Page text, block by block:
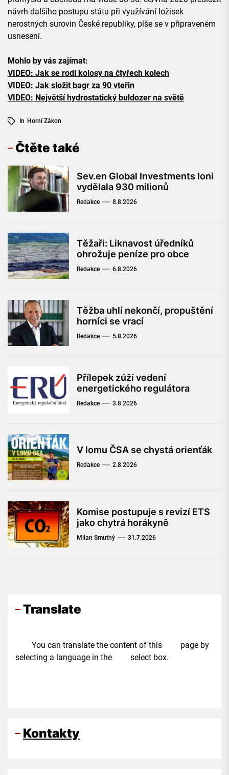
návrh dalšího postupu státu při využívání ložisek
nerostných surovin České republiky, píše se v připraveném
usnesení.
Mohlo by vás zajímat:
VIDEO: Jak se rodí kolosy na čtyřech kolech
VIDEO: Jak složit bagr za 90 vteřin
VIDEO: Největší hydrostatický buldozer na světě
In Horní Zákon
Čtěte také
Sev.en Global Investments loni
vydělala 930 milionů
Redakce 8.8.2026
Těžaři: Liknavost úředníků
ohrožuje peníze pro obce
Redakce 6.8.2026
Těžba uhlí nekončí, propuštění
horníci se vrací
Redakce 5.8.2026
Přílepek zúží vedení
energetického regulátora
Redakce 3.8.2026
V lomu ČSA se chystá orienťák
Redakce 2.8.2026
Komise postupuje s revizí ETS
jako chytrá horákyně
Milan Smutný 31.7.2026
Translate
You can translate the content of this page by
selecting a language in the select box.
Kontakty